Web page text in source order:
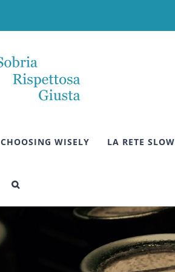
CHOOSING WISELY LA RETE SLOW